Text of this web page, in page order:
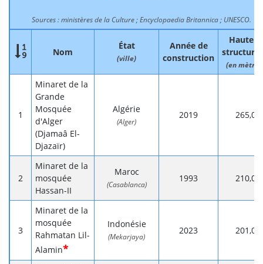
Sources : ministères de la Culture ; Encyclopaedia Britannica ; UNESCO.
 Nom
État
(ville)
Année de
construction
Hauteur
(en
Minaret de la
Grande
Mosquée
d'Alger
(Djamaâ El-
Djazaïr)
Algérie
(Alger)
2019 265,0
Minaret de la
mosquée
Hassan-II
Maroc
(Casablanca)
1993 210,0
Minaret de la
mosquée
Rahmatan Lil-
Alamin*
Indonésie
(Mekarjaya)
2023 201,0